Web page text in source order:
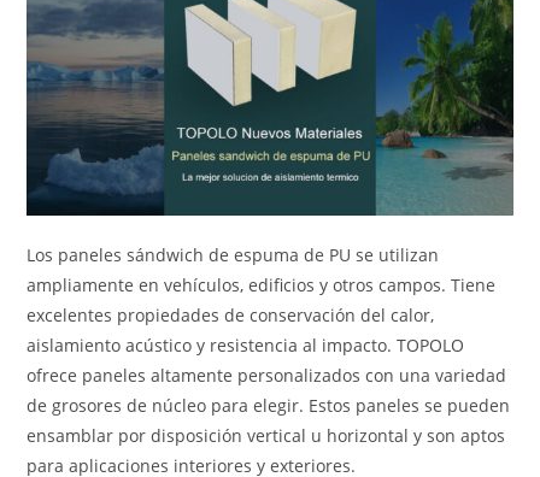
Los paneles sándwich de espuma de PU se utilizan
ampliamente en vehículos, edificios y otros campos. Tiene
excelentes propiedades de conservación del calor,
aislamiento acústico y resistencia al impacto. TOPOLO
ofrece paneles altamente personalizados con una variedad
de grosores de núcleo para elegir. Estos paneles se pueden
ensamblar por disposición vertical u horizontal y son aptos
para aplicaciones interiores y exteriores.